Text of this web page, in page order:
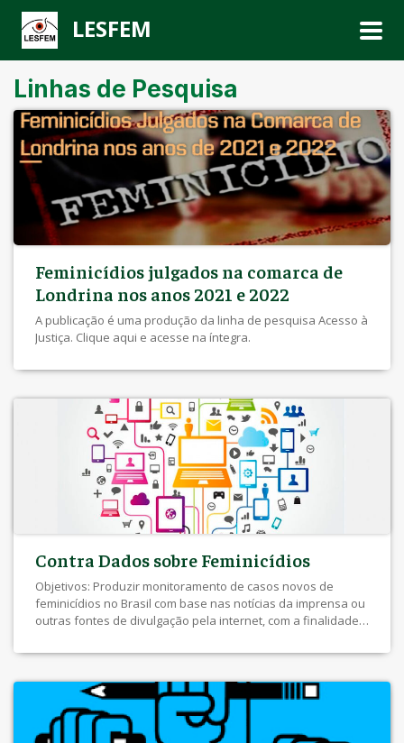
LESFEM
Linhas de Pesquisa
Feminicídios julgados na comarca de
Londrina nos anos 2021 e 2022
A publicação é uma produção da linha de pesquisa Acesso à
Justiça. Clique aqui e acesse na íntegra.
Contra Dados sobre Feminicídios
Objetivos: Produzir monitoramento de casos novos de
feminicídios no Brasil com base nas notícias da imprensa ou
outras fontes de divulgação pela internet, com a finalidade
harmonizados com bases de dados nacionais e
para o aperfeiçoamento dos registros oficiais. Palavras-
chave: […]